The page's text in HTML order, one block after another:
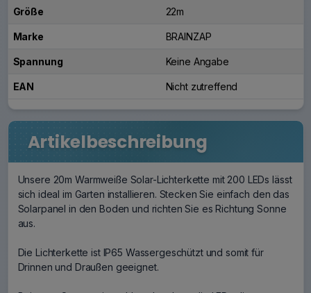
Größe 22m
Marke BRAINZAP
Spannung Keine Angabe
EAN Nicht zutreffend
Artikelbeschreibung
Unsere 20m Warmweiße Solar-Lichterkette mit 200 LEDs lässt
sich ideal im Garten installieren. Stecken Sie einfach den das
Solarpanel in den Boden und richten Sie es Richtung Sonne
aus.
Die Lichterkette ist IP65 Wassergeschützt und somit für
Drinnen und Draußen geeignet.